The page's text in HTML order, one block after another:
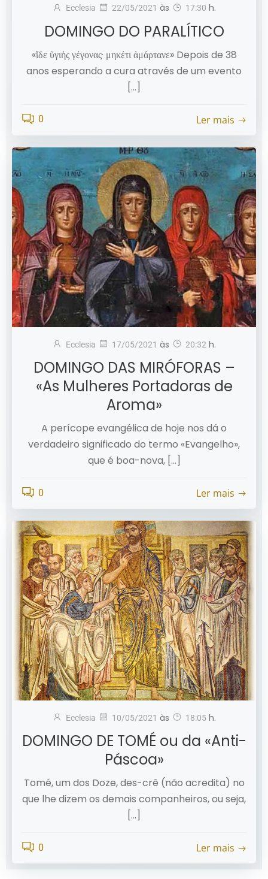
Ecclesia 22/05/2021 às 17:30 h.
DOMINGO DO PARALÍTICO
«ἴδε ὑγιὴς γέγονας· μηκέτι ἁμάρτανε» Depois de 38
anos esperando a cura através de um evento
[…]
0 Ler mais
Ecclesia 17/05/2021 às 20:32 h.
DOMINGO DAS MIRÓFORAS –
«As Mulheres Portadoras de
Aroma»
A perícope evangélica de hoje nos dá o
verdadeiro significado do termo «Evangelho»,
que é boa-nova, […]
0 Ler mais
Ecclesia 10/05/2021 às 18:05 h.
DOMINGO DE TOMÉ ou da «Anti-
Páscoa»
Tomé, um dos Doze, des-crê (não acredita) no
que lhe dizem os demais companheiros, ou seja,
[…]
0 Ler mais